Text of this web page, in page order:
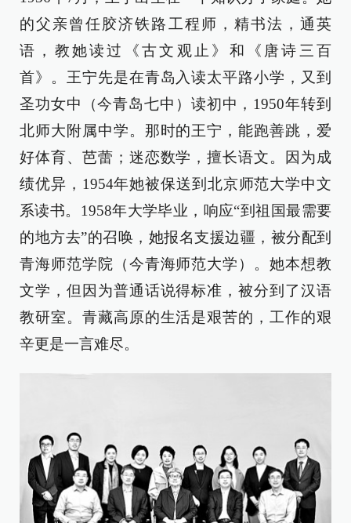
的父亲曾任胶济铁路工程师，精书法，通英
语，教她读过《古文观止》和《唐诗三百
首》。王宁先是在青岛入读太平路小学，又到
圣功女中（今青岛七中）读初中，1950年转到
北师大附属中学。那时的王宁，能跑善跳，爱
好体育、芭蕾；迷恋数学，擅长语文。因为成
绩优异，1954年她被保送到北京师范大学中文
系读书。1958年大学毕业，响应“到祖国最需要
的地方去”的召唤，她报名支援边疆，被分配到
青海师范学院（今青海师范大学）。她本想教
文学，但因为普通话说得标准，被分到了汉语
教研室。青藏高原的生活是艰苦的，工作的艰
辛更是一言难尽。